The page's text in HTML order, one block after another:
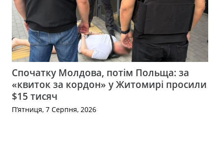
Спочатку Молдова, потім Польща: за
«квиток за кордон» у Житомирі просили
$15 тисяч
П’ятниця, 7 Серпня, 2026